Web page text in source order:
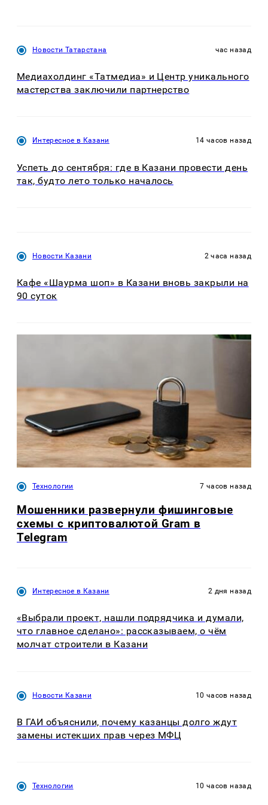
Новости Татарстана час назад
Медиахолдинг «Татмедиа» и Центр уникального
мастерства заключили партнерство
Интересное в Казани 14 часов назад
Успеть до сентября: где в Казани провести день
так, будто лето только началось
Новости Казани 2 часа назад
Кафе «Шаурма шоп» в Казани вновь закрыли на
90 суток
Технологии 7 часов назад
Мошенники развернули фишинговые
схемы с криптовалютой Gram в
Telegram
Интересное в Казани 2 дня назад
«Выбрали проект, нашли подрядчика и думали,
что главное сделано»: рассказываем, о чём
молчат строители в Казани
Новости Казани 10 часов назад
В ГАИ объяснили, почему казанцы долго ждут
замены истекших прав через МФЦ
Технологии 10 часов назад